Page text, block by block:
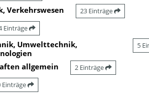
Verkehrswesen 23 Einträge
Einträge
Umwelttechnik,
5
allgemein 2 Einträge
Einträge